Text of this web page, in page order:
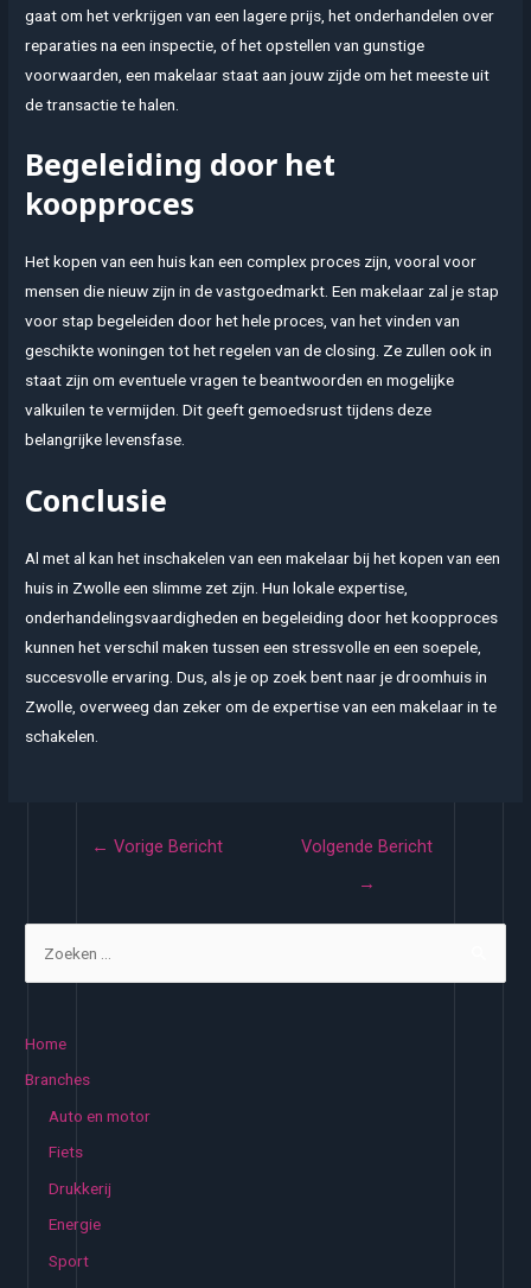
gaat om het verkrijgen van een lagere prijs, het onderhandelen over
reparaties na een inspectie, of het opstellen van gunstige
voorwaarden, een makelaar staat aan jouw zijde om het meeste uit
de transactie te halen.
Begeleiding door het
koopproces
Het kopen van een huis kan een complex proces zijn, vooral voor
mensen die nieuw zijn in de vastgoedmarkt. Een makelaar zal je stap
voor stap begeleiden door het hele proces, van het vinden van
geschikte woningen tot het regelen van de closing. Ze zullen ook in
staat zijn om eventuele vragen te beantwoorden en mogelijke
valkuilen te vermijden. Dit geeft gemoedsrust tijdens deze
belangrijke levensfase.
Conclusie
Al met al kan het inschakelen van een makelaar bij het kopen van een
huis in Zwolle een slimme zet zijn. Hun lokale expertise,
onderhandelingsvaardigheden en begeleiding door het koopproces
kunnen het verschil maken tussen een stressvolle en een soepele,
succesvolle ervaring. Dus, als je op zoek bent naar je droomhuis in
Zwolle, overweeg dan zeker om de expertise van een makelaar in te
schakelen.
← Vorige Bericht
Volgende Bericht
→
Home
Branches
Auto en motor
Fiets
Drukkerij
Energie
Sport